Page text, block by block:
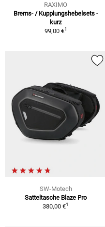
RAXIMO
Brems- / Kupplungshebelsets -
kurz
99,00 €1
SW-Motech
Satteltasche Blaze Pro
380,00 €1